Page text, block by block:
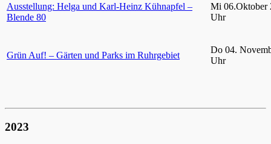
Ausstellung: Helga und Karl-Heinz Kühnapfel –
Blende 80
Mi 06.Oktober
Uhr
Grün Auf! – Gärten und Parks im Ruhrgebiet
Do 04.
Uhr
2023